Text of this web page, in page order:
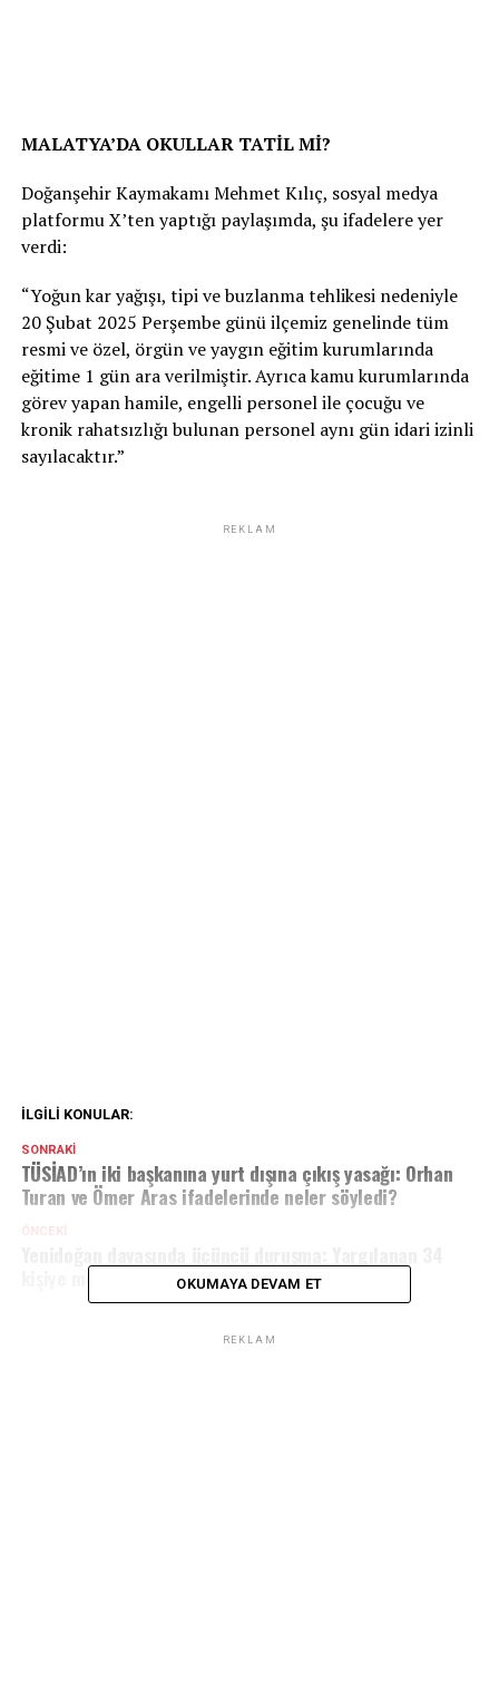
MALATYA’DA OKULLAR TATİL Mİ?
Doğanşehir Kaymakamı Mehmet Kılıç, sosyal medya
platformu X’ten yaptığı paylaşımda, şu ifadelere yer
verdi:
“Yoğun kar yağışı, tipi ve buzlanma tehlikesi nedeniyle
20 Şubat 2025 Perşembe günü ilçemiz genelinde tüm
resmi ve özel, örgün ve yaygın eğitim kurumlarında
eğitime 1 gün ara verilmiştir. Ayrıca kamu kurumlarında
görev yapan hamile, engelli personel ile çocuğu ve
kronik rahatsızlığı bulunan personel aynı gün idari izinli
sayılacaktır.”
REKLAM
İLGILI KONULAR:
SONRAKI
TÜSİAD’ın iki başkanına yurt dışına çıkış yasağı: Orhan
Turan ve Ömer Aras ifadelerinde neler söyledi?
ÖNCEKI
kişiye meslekten 3 yıl men!OKUMAYA DEVAM ET
REKLAM